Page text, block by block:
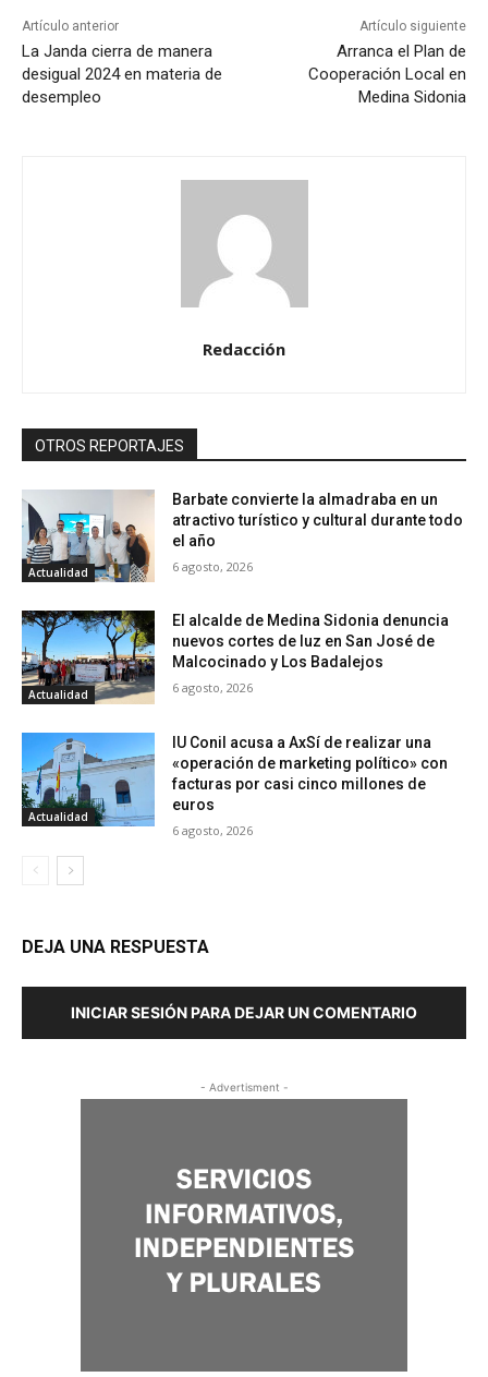
Artículo anterior
La Janda cierra de manera
desigual 2024 en materia de
desempleo
Artículo siguiente
Arranca el Plan de
Cooperación Local en
Medina Sidonia
Redacción
OTROS REPORTAJES
Actualidad
Barbate convierte la almadraba en un
atractivo turístico y cultural durante todo
el año
6 agosto, 2026
Actualidad
El alcalde de Medina Sidonia denuncia
nuevos cortes de luz en San José de
Malcocinado y Los Badalejos
6 agosto, 2026
Actualidad
IU Conil acusa a AxSí de realizar una
«operación de marketing político» con
facturas por casi cinco millones de
euros
6 agosto, 2026
DEJA UNA RESPUESTA
INICIAR SESIÓN PARA DEJAR UN COMENTARIO
- Advertisment -